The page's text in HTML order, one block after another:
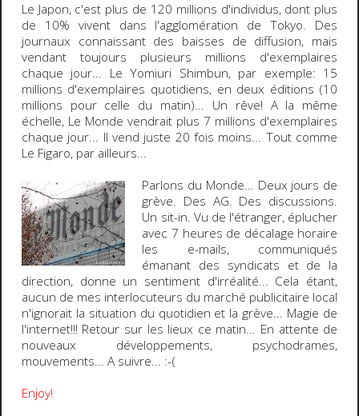
Le Japon,c'est plus de 120 millions d'individus, dont plus
de 10% vivent dans l'agglomération deTokyo. Des
journaux connaissant des baisses de diffusion, mais
vendant toujours plusieurs millions d'exemplaires
chaque jour... LeYomiuri Shimbun, par exemple: 15
millions d'exemplaires quotidiens, en deux éditions (10
millions pour celle du matin)... Un rêve! A la même
échelle, Le Monde vendrait plus 7 millions d'exemplaires
chaque jour... Il vend juste 20 fois moins... Tout comme
Le Figaro, par ailleurs...
Parlons du Monde... Deux jours de
grève. Des AG. Des discussions.
Un sit-in. Vu de l'étranger, éplucher
avec 7 heures de décalage horaire
les e-mails, communiqués
émanant des syndicats et de la
direction, donne un sentiment d'irréalité... Cela étant,
aucun de mes interlocuteurs du marché publicitaire local
n'ignorait la situation du quotidien et la grève... Magie de
l'internet!!! Retour sur les lieux ce matin... En attente de
nouveaux développements, psychodrames,
mouvements... A suivre... :-(
Enjoy!